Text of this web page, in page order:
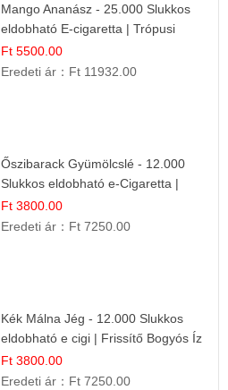
Mango Ananász - 25.000 Slukkos
eldobható E-cigaretta | Trópusi
Ízélmény
Ft 5500.00
Eredeti ár： Ft 11932.00
Őszibarack Gyümölcslé - 12.000
Slukkos eldobható e-Cigaretta |
Friss Gyümölcs Íz
Ft 3800.00
Eredeti ár： Ft 7250.00
Kék Málna Jég - 12.000 Slukkos
eldobható e cigi | Frissítő Bogyós Íz
Ft 3800.00
Eredeti ár： Ft 7250.00